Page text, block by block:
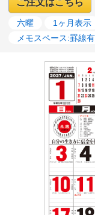
ご注文はこちら
六曜 1ヶ月表示
メモスペース:罫線